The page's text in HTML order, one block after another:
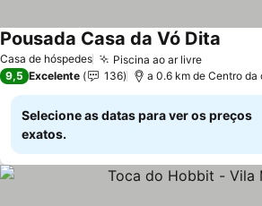
Casa de hóspedes Piscina ao ar livreVer
Pousada Casa da Vó Dita
9,5 Excelente 136 a 0.6 km de Centro da
Selecione as datas para ver os preços
exatos.